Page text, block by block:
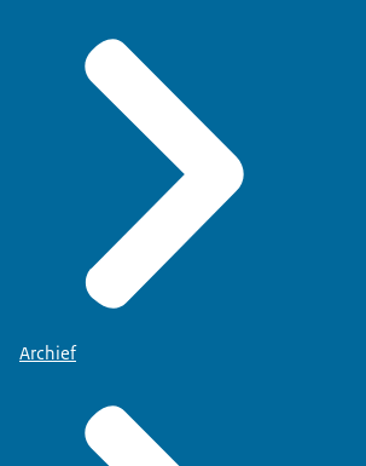
Archief